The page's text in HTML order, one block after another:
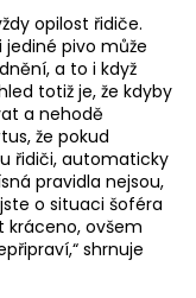
opilost řidiče.
pivo může
a to i když
totiž je, že kdyby
a nehodě
že pokud
řidiči, automaticky
pravidla nejsou,
o situaci šoféra
kráceno, ovšem
shrnuje